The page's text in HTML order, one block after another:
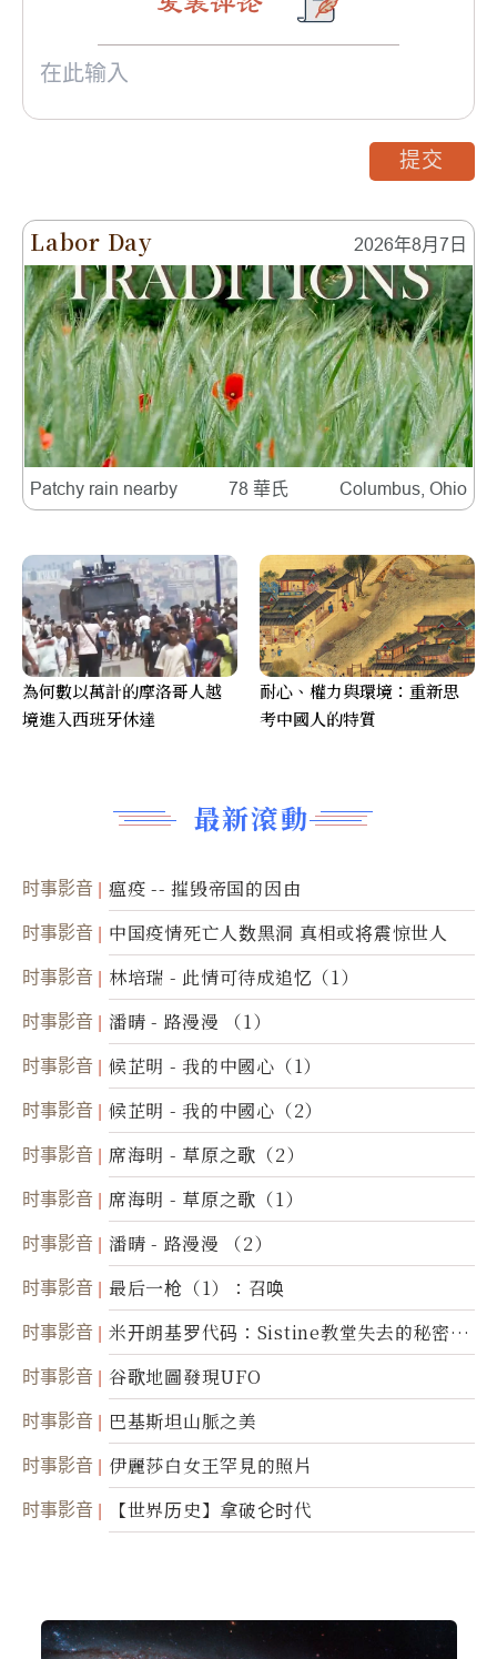
Labor Day 2026年8月7日
Patchy rain nearby 78 華氏 Columbus, Ohio
最新滾動
时事影音 瘟疫 -- 摧毁帝国的因由
时事影音 中国疫情死亡人数黑洞 真相或将震惊世人
时事影音 林培瑞 - 此情可待成追忆（1）
时事影音 潘晴 - 路漫漫 （1）
时事影音 候芷明 - 我的中國心（1）
时事影音 候芷明 - 我的中國心（2）
时事影音 席海明 - 草原之歌（2）
时事影音 席海明 - 草原之歌（1）
时事影音 潘晴 - 路漫漫 （2）
时事影音 最后一枪（1）：召唤
时事影音
米开朗基罗代码：Sistine教堂失去的秘密
(图)
时事影音 谷歌地圖發現UFO
时事影音 巴基斯坦山脈之美
时事影音 伊麗莎白女王罕見的照片
时事影音 【世界历史】拿破仑时代
提交
為何數以萬計的摩洛哥人越
境進入西班牙休達
耐心、權力與環境：重新思
考中國人的特質